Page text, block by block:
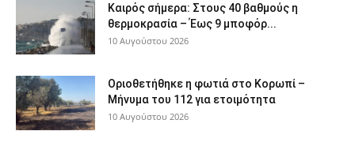
Καιρός σήμερα: Στους 40 βαθμούς η
θερμοκρασία – Έως 9 μποφόρ...
10 Αυγούστου 2026
Οριοθετήθηκε η φωτιά στο Κορωπί –
Μήνυμα του 112 για ετοιμότητα
10 Αυγούστου 2026